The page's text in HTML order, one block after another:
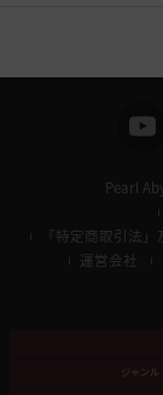
Pearl
「特定商取引法
運営会社
ジャンル